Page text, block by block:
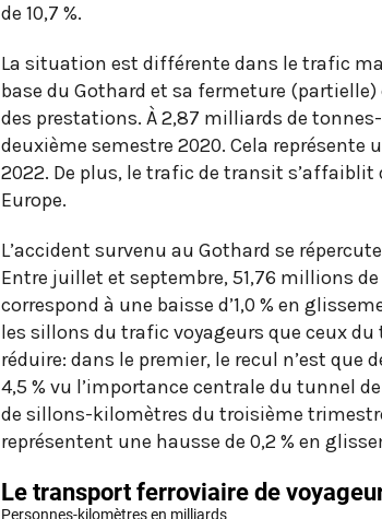
de 10,7 %.
La situation est différente dans le trafic
base du Gothard et sa fermeture
des prestations. À 2,87 milliards de
deuxième semestre 2020. Cela représente
2022. De plus, le trafic de transit
Europe.
L’accident survenu au Gothard se
Entre juillet et septembre, 51,76 millions
correspond à une baisse d’1,0 % en
les sillons du trafic voyageurs que ceux
réduire: dans le premier, le recul n’est que
4,5 % vu l’importance centrale du tunnel
de sillons-kilomètres du troisième
représentent une hausse de 0,2 % en